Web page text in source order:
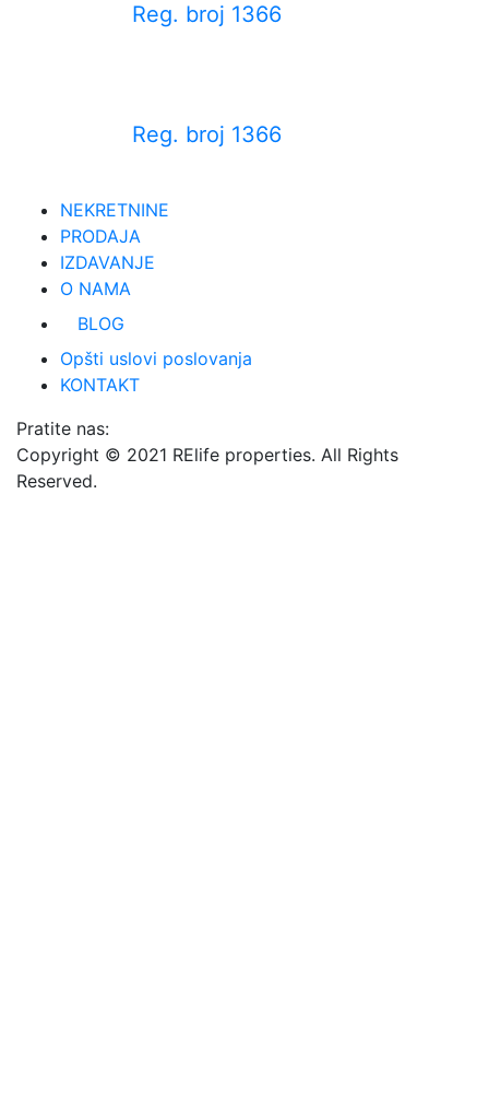
Reg. broj 1366
Reg. broj 1366
NEKRETNINE
PRODAJA
IZDAVANJE
O NAMA
BLOG
Opšti uslovi poslovanja
KONTAKT
Pratite nas:
Copyright © 2021 RElife properties. All Rights
Reserved.